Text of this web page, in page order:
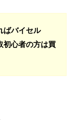
ばバイセル
初心者の方は買